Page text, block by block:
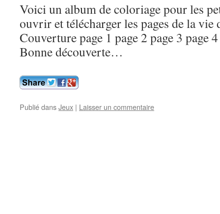
Voici un album de coloriage pour les
ouvrir et télécharger les pages de la vie
Couverture page 1 page 2 page 3 page
Bonne découverte…
Publié dansJeux | Laisser un commentaire